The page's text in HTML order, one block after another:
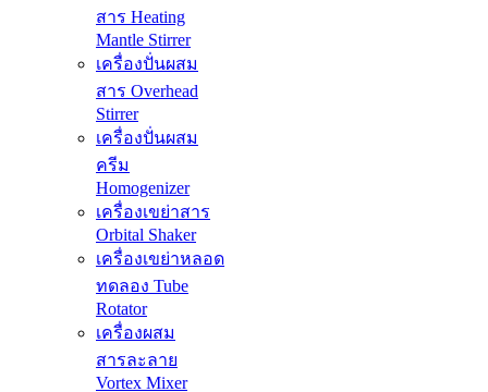
สาร Heating
Mantle Stirrer
เครื่องปั่นผสม
สาร Overhead
Stirrer
เครื่องปั่นผสม
ครีม
Homogenizer
เครื่องเขย่าสาร
Orbital Shaker
เครื่องเขย่าหลอด
ทดลอง Tube
Rotator
เครื่องผสม
สารละลาย
Vortex Mixer